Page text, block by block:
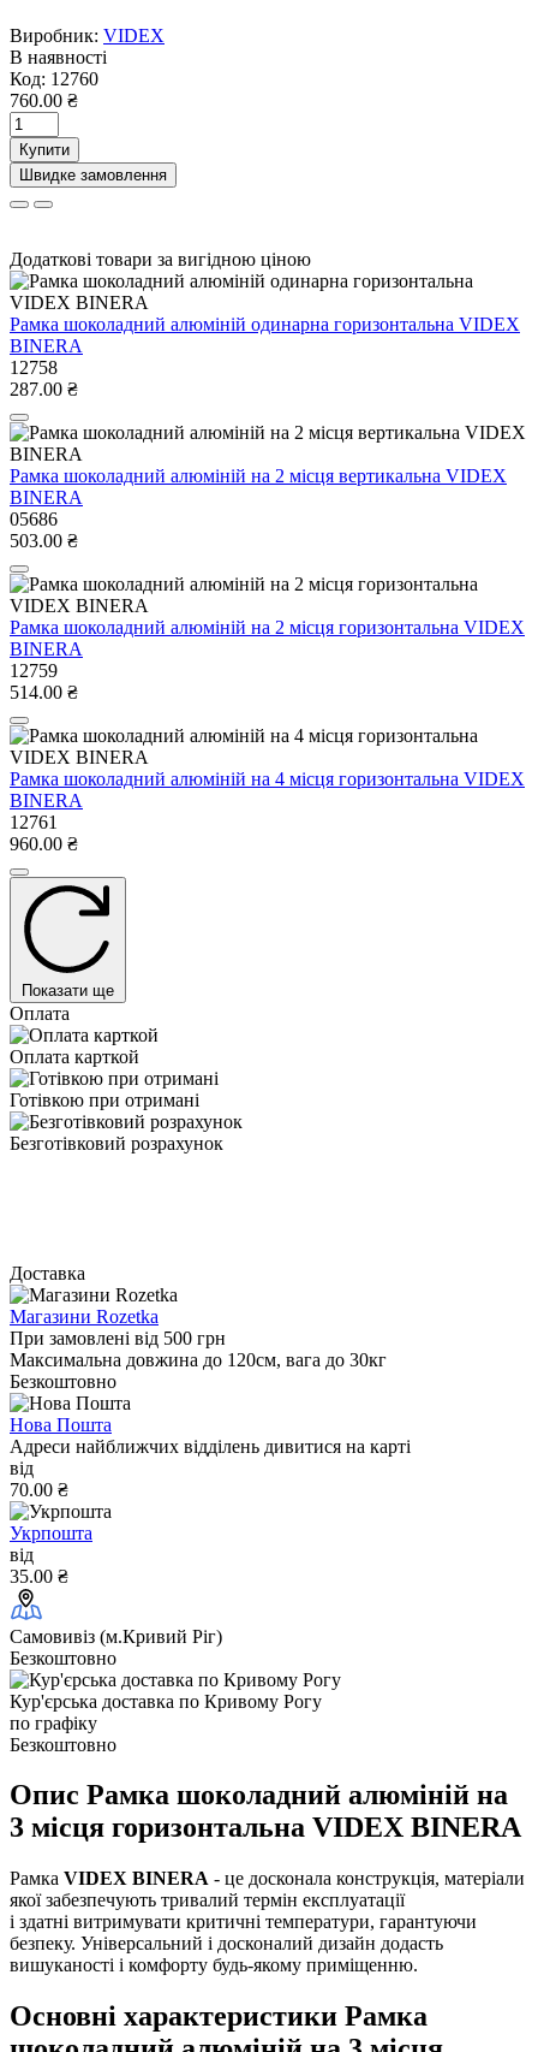
Виробник: VIDEX
В наявності
Код: 12760
760.00 ₴
Купити
Швидке замовлення
Додаткові товари за вигідною ціною
Рамка шоколадний алюміній одинарна горизонтальна VIDEX
BINERA
12758
287.00 ₴
Рамка шоколадний алюміній на 2 місця вертикальна VIDEX
BINERA
05686
503.00 ₴
Рамка шоколадний алюміній на 2 місця горизонтальна VIDEX
BINERA
12759
514.00 ₴
Рамка шоколадний алюміній на 4 місця горизонтальна VIDEX
BINERA
12761
960.00 ₴
Показати ще
Оплата
Оплата карткой
Готівкою при отримані
Безготівковий розрахунок
Доставка
Магазини Rozetka
При замовлені від 500 грн
Максимальна довжина до 120см, вага до 30кг
Безкоштовно
Нова Пошта
Адреси найближчих відділень дивитися на карті
від
70.00 ₴
Укрпошта
від
35.00 ₴
Самовивіз (м.Кривий Ріг)
Безкоштовно
Кур'єрська доставка по Кривому Рогу
по графіку
Безкоштовно
Опис Рамка шоколадний алюміній на
3 місця горизонтальна VIDEX BINERA
Рамка VIDEX BINERA - це досконала конструкція, матеріали
якої забезпечують тривалий термін експлуатації
і здатні витримувати критичні температури, гарантуючи
безпеку. Універсальний і досконалий дизайн додасть
вишуканості і комфорту будь-якому приміщенню.
Основні характеристики Рамка